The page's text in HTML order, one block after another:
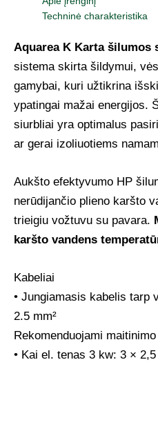
Techninė charakteristika
Aquarea K Karta šilumos
sistema skirta šildymui,
gamybai, kuri užtikrina
ypatingai mažai energijos.
siurbliai yra optimalus
ar gerai izoliuotiems
Aukšto efektyvumo HP
nerūdijančio plieno karšto
trieigiu vožtuvu su pavara.
karšto vandens
Kabeliai
• Jungiamasis kabelis tarp
2.5 mm²
Rekomenduojami
• Kai el. tenas 3 kw: 3 ×